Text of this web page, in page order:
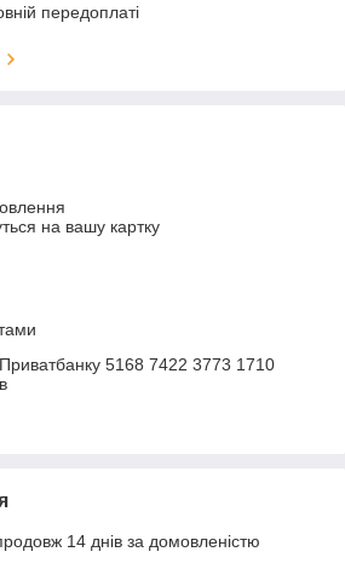
передоплаті
на вашу картку
5168 7422 3773 1710
14 днів за домовленістю